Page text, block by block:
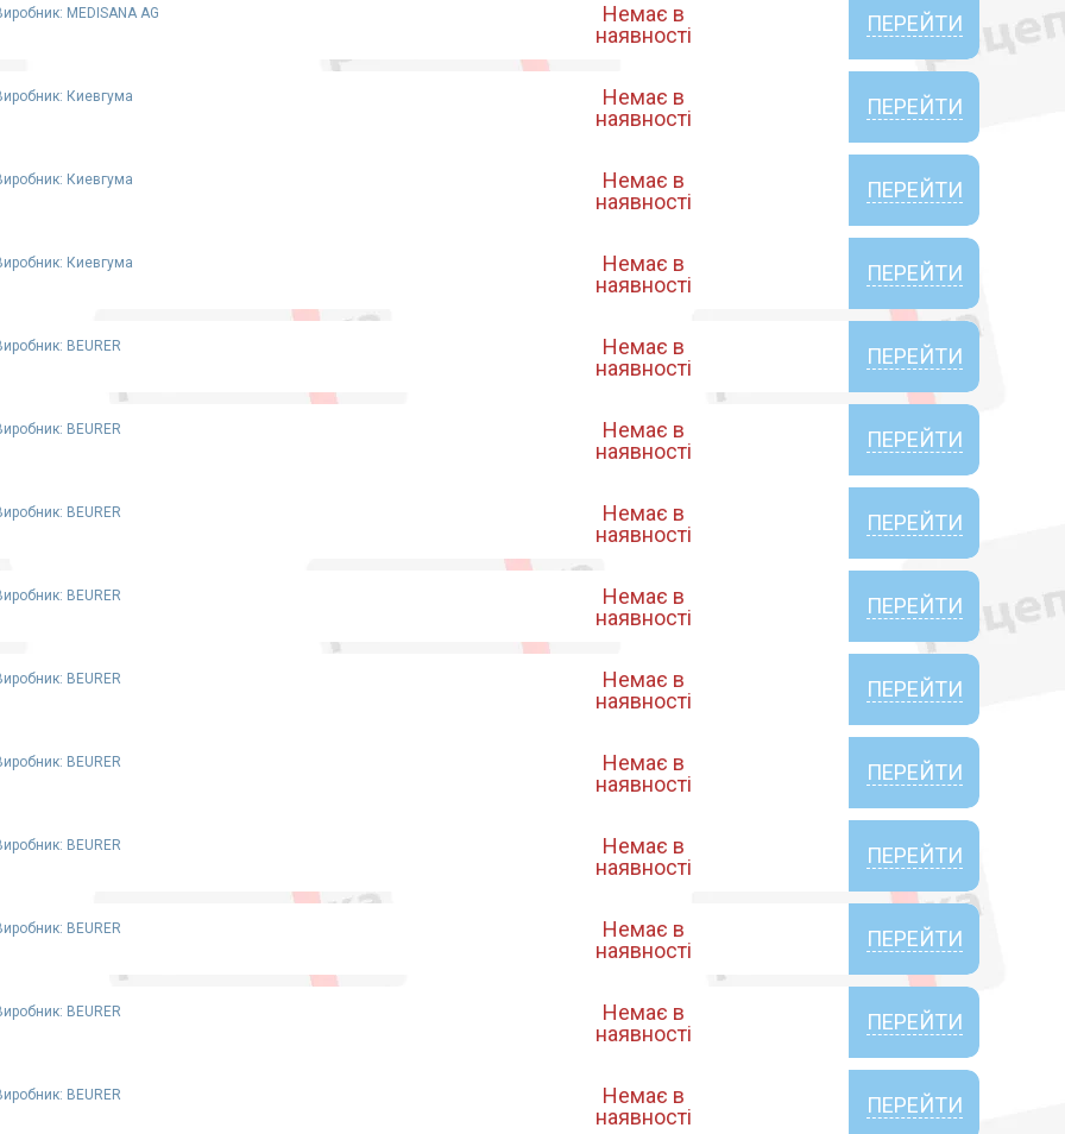
MEDISANA AG
Немає в
наявності
ПЕРЕЙТИ
Киевгума
Немає в
наявності
ПЕРЕЙТИ
Киевгума
Немає в
наявності
ПЕРЕЙТИ
Киевгума
Немає в
наявності
ПЕРЕЙТИ
BEURER
Немає в
наявності
ПЕРЕЙТИ
BEURER
Немає в
наявності
ПЕРЕЙТИ
BEURER
Немає в
наявності
ПЕРЕЙТИ
BEURER
Немає в
наявності
ПЕРЕЙТИ
BEURER
Немає в
наявності
ПЕРЕЙТИ
BEURER
Немає в
наявності
ПЕРЕЙТИ
BEURER
Немає в
наявності
ПЕРЕЙТИ
BEURER
Немає в
наявності
ПЕРЕЙТИ
BEURER
Немає в
наявності
ПЕРЕЙТИ
BEURER
Немає в
наявності
ПЕРЕЙТИ